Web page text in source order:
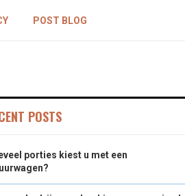
POST BLOG
POSTS
porties kiest u met een